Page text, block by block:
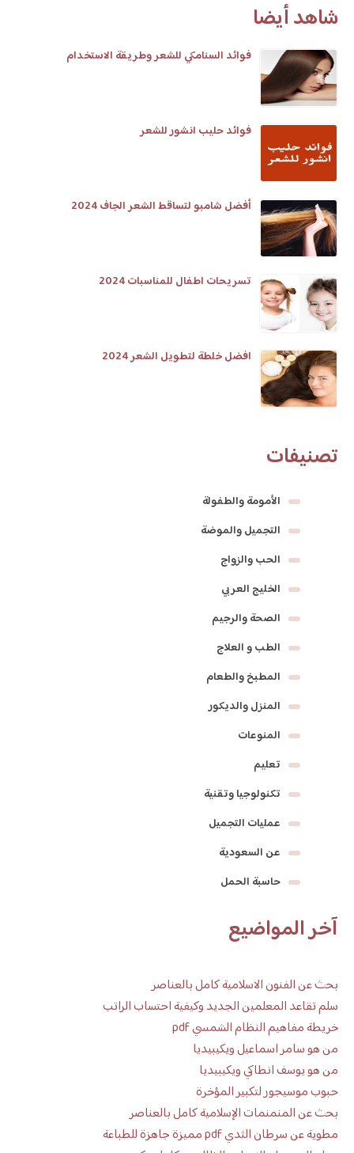
شاهد أيضا
فوائد السنامكي للشعر وطريقة الاستخدام
فوائد حليب انشور للشعر
أفضل شامبو لتساقط الشعر الجاف 2024
تسريحات اطفال للمناسبات 2024
افضل خلطة لتطويل الشعر 2024
تصنيفات
الأمومة والطفولة
التجميل والموضة
الحب والزواج
الخليج العربي
الصحة والرجيم
الطب و العلاج
المطبخ والطعام
المنزل والديكور
المنوعات
تعليم
تكنولوجيا وتقنية
عمليات التجميل
عن السعودية
حاسبة الحمل
آخر المواضيع
بحث عن الفنون الاسلامية كامل بالعناصر
سلم تقاعد المعلمين الجديد وكيفية احتساب الراتب
خريطة مفاهيم النظام الشمسي pdf
من هو سامر اسماعيل ويكيبيديا
من هو يوسف انطاكي ويكيبيديا
حبوب موسيجور لتكبير المؤخرة
بحث عن المنمنمات الإسلامية كامل بالعناصر
مطوية عن سرطان الثدي pdf مميزة جاهزة للطباعة